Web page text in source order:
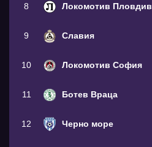
8 Локомотив Пловдив
9 Славия
10 Локомотив София
11 Ботев Враца
12 Черно море